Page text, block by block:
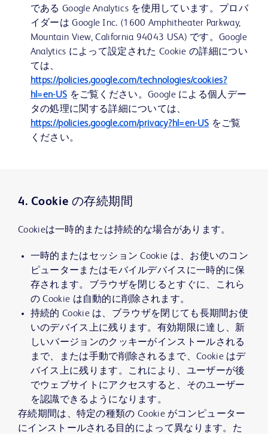
である Google Analytics を使用しています。プロバ
イダーは Google Inc. (1600 Amphitheater Parkway,
Mountain View, California 94043 USA) です。Google
Analytics によって設定された Cookie の詳細につい
ては、
https://policies.google.com/technologies/cookies?
hl=en-US をご覧ください。Google による個人デー
タの処理に関する詳細については、
https://policies.google.com/privacy?hl=en-US をご覧
ください。
4. Cookie の存続期間
Cookieは一時的または持続的な場合があります。
一時的またはセッション Cookie は、お使いのコン
ピューターまたはモバイルデバイスに一時的に保
存されます。ブラウザを閉じるとすぐに、これら
の Cookie は自動的に削除されます。
持続的 Cookie は、ブラウザを閉じても長期間お使
いのデバイス上に残ります。有効期限に達し、新
しいバージョンのクッキーがインストールされる
まで、または手動で削除されるまで、Cookie はデ
バイス上に残ります。これにより、ユーザーが後
でウェブサイトにアクセスすると、そのユーザー
を認識できるようになります。
存続期間は、特定の種類の Cookie がコンピューター
にインストールされる目的によって異なります。た